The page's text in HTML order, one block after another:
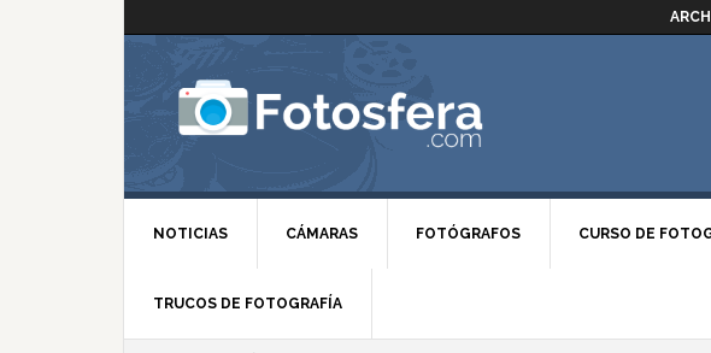
NOTICIAS CÁMARAS FOTÓGRAFOS CURSO DE
TRUCOS DE FOTOGRAFÍA